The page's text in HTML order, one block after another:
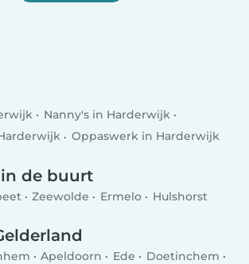
Nanny's in Harderwijk
Oppaswerk in Harderwijk
de buurt
Zeewolde Ermelo Hulshorst
Apeldoorn Ede
Doetinchem